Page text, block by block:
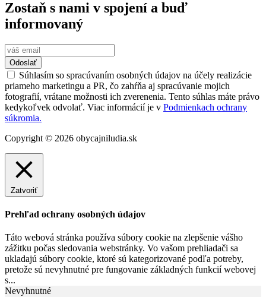
Zostaň s nami v spojení a buď
informovaný
Odoslať
Súhlasím so spracúvaním osobných údajov na účely realizácie
priameho marketingu a PR, čo zahŕňa aj spracúvanie mojich
fotografií, vrátane možnosti ich zverenenia. Tento súhlas máte právo
kedykoľvek odvolať. Viac informácií je v Podmienkach ochrany
súkromia.
Copyright © 2026 obycajniludia.sk
Zatvoriť
Prehľad ochrany osobných údajov
Táto webová stránka používa súbory cookie na zlepšenie vášho
zážitku počas sledovania webstránky. Vo vašom prehliadači sa
ukladajú súbory cookie, ktoré sú kategorizované podľa potreby,
pretože sú nevyhnutné pre fungovanie základných funkcií webovej
s...
Nevyhnutné